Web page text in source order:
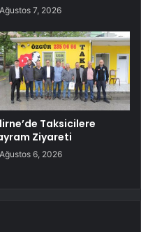
Ağustos 7, 2026
Taksicilere
Ziyareti
Ağustos 6, 2026